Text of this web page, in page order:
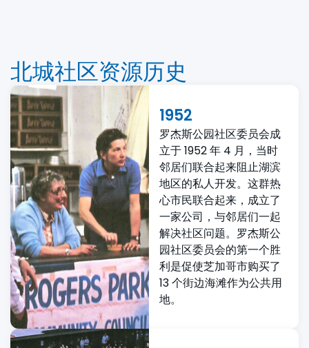
北城社区资源历史
1952
罗杰斯公园社区委员会成
立于 1952 年 4 月，当时
邻居们联合起来阻止湖滨
地区的私人开发。这群热
心市民联合起来，成立了
一家公司，与邻居们一起
解决社区问题。罗杰斯公
园社区委员会的第一个胜
利是促使芝加哥市购买了
13 个街边海滩作为公共用
地。